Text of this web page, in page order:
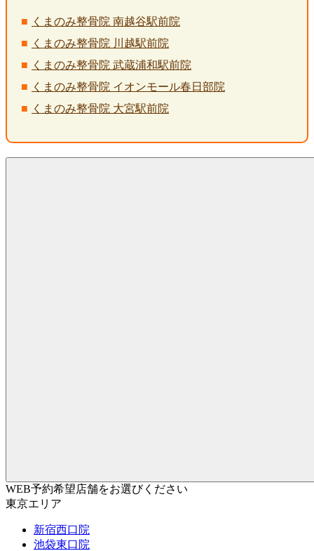
くまのみ整骨院 南越谷駅前院
くまのみ整骨院 川越駅前院
くまのみ整骨院 武蔵浦和駅前院
くまのみ整骨院 イオンモール春日部院
くまのみ整骨院 大宮駅前院
WEB予約希望店舗をお選びください
東京エリア
新宿西口院
池袋東口院